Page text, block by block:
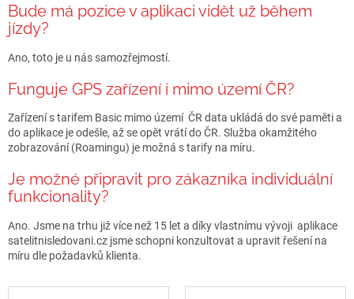
Bude má pozice v aplikaci vidět už během
jízdy?
Ano, toto je u nás samozřejmostí.
Funguje GPS zařízení i mimo území ČR?
Zařízení s tarifem Basic mimo území ČR data ukládá do své paměti a
do aplikace je odešle, až se opět vrátí do ČR. Služba okamžitého
zobrazování (Roamingu) je možná s tarify na míru.
Je možné připravit pro zákazníka individuální
funkcionality?
Ano. Jsme na trhu již více než 15 let a díky vlastnímu vývoji aplikace
satelitnisledovani.cz jsme schopni konzultovat a upravit řešení na
míru dle požadavků klienta.